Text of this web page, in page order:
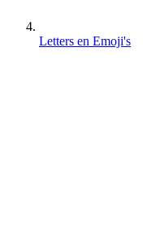
Letters en Emoji's